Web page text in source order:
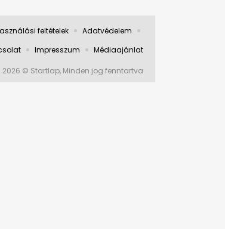
feltételek
Adatvédelem
Impresszum Médiaajánlat
2026 © Startlap, Minden jog fenntartva